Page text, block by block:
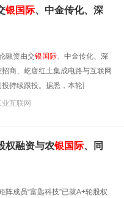
银 国际、中金传化、深
融资由交银国际、中金传化、深
商、屹唐红土集成电路与互联网
持续跟投。据悉，本轮]
业互联网
权融资与农银 国际、同
成员“富匙科技”已就A+轮股权